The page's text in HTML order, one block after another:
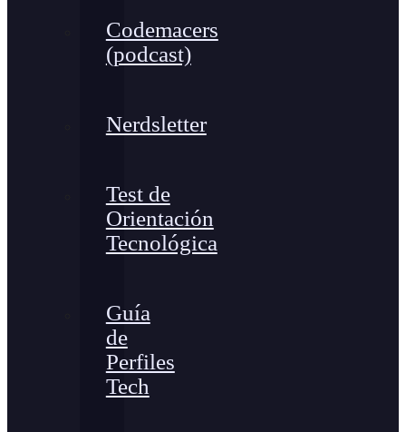
Codemacers
(podcast)
Nerdsletter
Test de
Orientación
Tecnológica
Guía
de
Perfiles
Tech